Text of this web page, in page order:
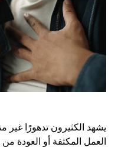
يشهد الكثيرون تدهورًا غير
العمل المكثفة أو العودة